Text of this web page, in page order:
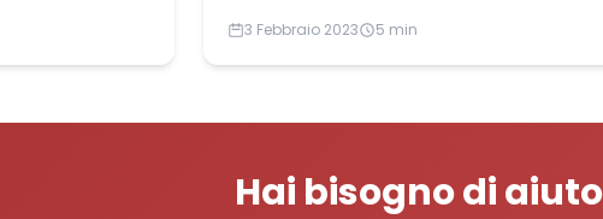
3 Febbraio 2023 5 min
Hai bisogno di